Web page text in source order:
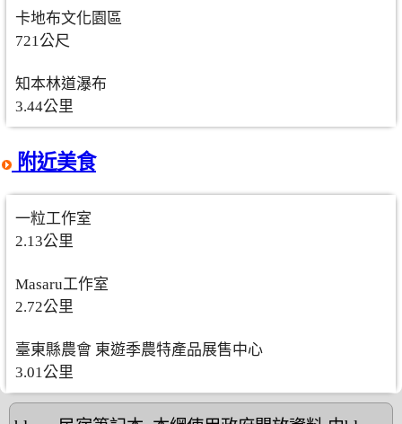
卡地布文化園區
721公尺
知本林道瀑布
3.44公里
附近美食
一粒工作室
2.13公里
Masaru工作室
2.72公里
臺東縣農會 東遊季農特產品展售中心
3.01公里